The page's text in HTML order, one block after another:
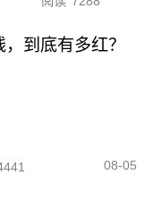
到底有多红？
08-05